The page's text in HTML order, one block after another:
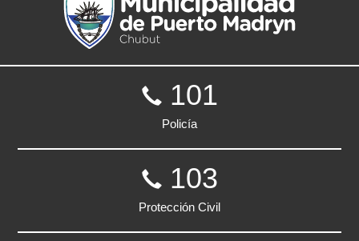
101
Policía
103
Protección Civil